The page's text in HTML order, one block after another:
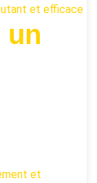
et efficace
un
et